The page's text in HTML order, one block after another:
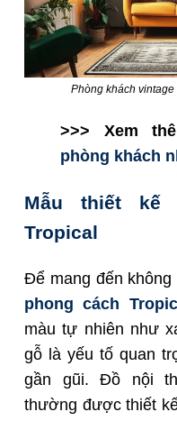
Phòng khách
>>> Xem
phòng khách
Mẫu thiết kế
Tropical
Để mang đến không
phong cách
màu tự nhiên như
gỗ là yếu tố quan
gần gũi. Đồ nội
thường được thiết